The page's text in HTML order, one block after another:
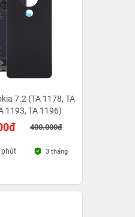
7.2 (TA 1178, TA
1193, TA 1196)
400.000đ
phút 3 tháng